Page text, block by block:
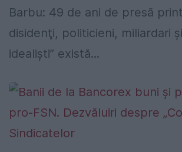
Barbu: 49 de ani de presă
disidenţi, politicieni, miliardari
idealişti” există...